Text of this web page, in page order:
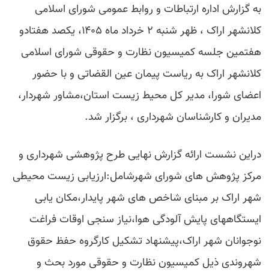
به گزارش اداره ارتباطات و روابط عمومی شورای اسلامی
کلانشهر اراک ، ظهر شنبه ۲ خرداد ماه ۱۴۰۵، یکصد هفتادو
هفتمین جلسه کمیسیون نظارت و حقوقی شورای اسلامی
کلانشهر اراک به ریاست پیمان عین القضاتی و با حضور
اعضای شورا، مدیر کل محیط زیست استان،مشاور شهردار،
مدیران و کارشناسان شهرداری ، برگزار شد.
دراین نشست ارائه گزارش نهایی طرح پژوهشی شهرداری و
مرکز پژوهش های شورای شهرشامل:ارزیابی زیست محیطی
شهر اراک بر مبنای شاخص های شهر پایدار،مکان یابی
ایستگاههای پایش آلودگی هوا،نیاز سنجی اوقات فراغت
نوجوانان شهر اراک،پیشنهاد تشکیل کارگروه حفظ حقوق
شهروندی ذیل کمیسیون نظارت و حقوقی مورد بحث و